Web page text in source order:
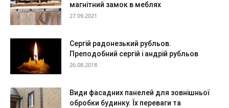
магнітний замок в меблях
27.09.2021
Сергій радонезький рубльов.
Преподобний сергій і андрій рубльов
26.08.2018
Види фасадних панелей для зовнішньої
обробки будинку. Їх переваги та